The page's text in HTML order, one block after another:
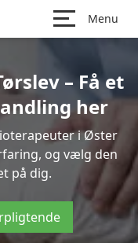
Menu
– Få et
her
i Øster
og vælg den
på dig.